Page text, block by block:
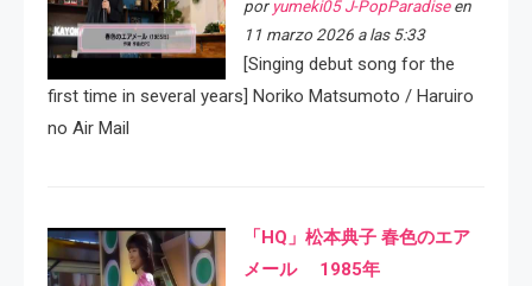
por yumeki05 J-PopParadiseen
11 marzo 2026 a las 5:33
[Singing debut song for the
first time in several years] Noriko Matsumoto / Haruiro
no Air Mail
「HQ」松本典子 春色のエア
メール 1985年